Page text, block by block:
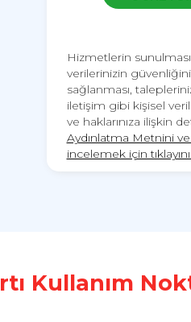
Hizmetlerin
verilerinizin
sağlanması,
iletişim gibi kişisel
ve haklarınıza ilişkin
Aydınlatma Metnini ve
incelemek için
Kullanım